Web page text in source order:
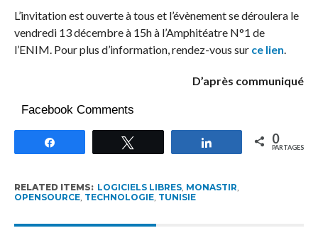
L’invitation est ouverte à tous et l’évènement se déroulera le
vendredi 13 décembre à 15h à l’Amphitéatre N°1 de
l’ENIM. Pour plus d’information, rendez-vous sur ce lien.
D’après communiqué
Facebook Comments
Partagez 0
PARTAGES
RELATED ITEMS: LOGICIELS LIBRES, MONASTIR,
OPENSOURCE, TECHNOLOGIE, TUNISIE